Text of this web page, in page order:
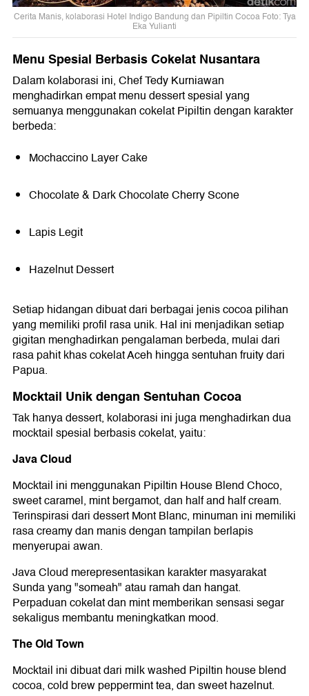
Cerita Manis, kolaborasi Hotel Indigo Bandung dan Pipiltin Cocoa Foto: Tya
Eka Yulianti
Menu Spesial Berbasis Cokelat Nusantara
Dalam kolaborasi ini, Chef Tedy Kurniawan
menghadirkan empat menu dessert spesial yang
semuanya menggunakan cokelat Pipiltin dengan karakter
berbeda:
Mochaccino Layer Cake
Chocolate & Dark Chocolate Cherry Scone
Lapis Legit
Hazelnut Dessert
Setiap hidangan dibuat dari berbagai jenis cocoa pilihan
yang memiliki profil rasa unik. Hal ini menjadikan setiap
gigitan menghadirkan pengalaman berbeda, mulai dari
rasa pahit khas cokelat Aceh hingga sentuhan fruity dari
Papua.
Mocktail Unik dengan Sentuhan Cocoa
Tak hanya dessert, kolaborasi ini juga menghadirkan dua
mocktail spesial berbasis cokelat, yaitu:
Java Cloud
Mocktail ini menggunakan Pipiltin House Blend Choco,
sweet caramel, mint bergamot, dan half and half cream.
Terinspirasi dari dessert Mont Blanc, minuman ini memiliki
rasa creamy dan manis dengan tampilan berlapis
menyerupai awan.
Java Cloud merepresentasikan karakter masyarakat
Sunda yang "someah" atau ramah dan hangat.
Perpaduan cokelat dan mint memberikan sensasi segar
sekaligus membantu meningkatkan mood.
The Old Town
Mocktail ini dibuat dari milk washed Pipiltin house blend
cocoa, cold brew peppermint tea, dan sweet hazelnut.